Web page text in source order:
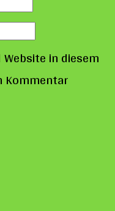
in diesem
Kommentar